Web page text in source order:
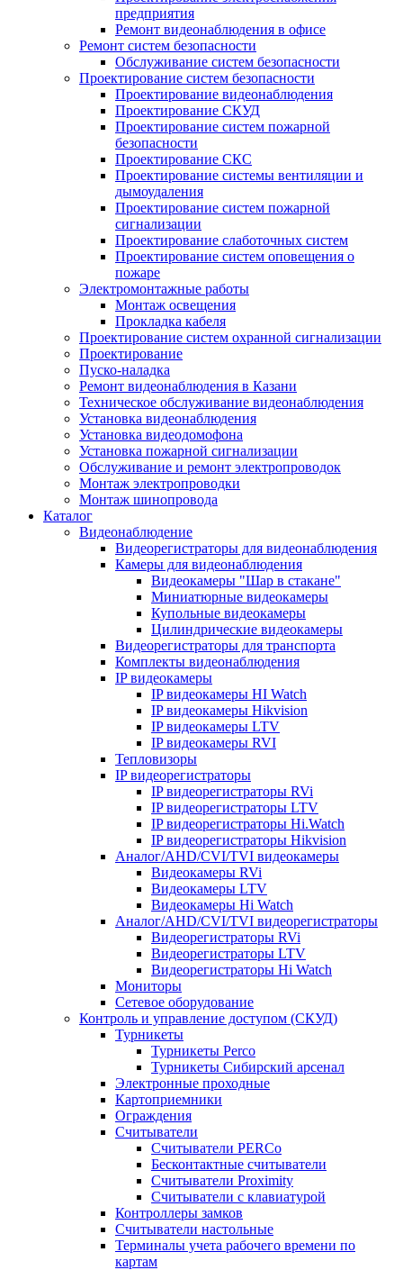
предприятия
Ремонт видеонаблюдения в офисе
Ремонт систем безопасности
Обслуживание систем безопасности
Проектирование систем безопасности
Проектирование видеонаблюдения
Проектирование СКУД
Проектирование систем пожарной
безопасности
Проектирование СКС
Проектирование системы вентиляции и
дымоудаления
Проектирование систем пожарной
сигнализации
Проектирование слаботочных систем
Проектирование систем оповещения о
пожаре
Электромонтажные работы
Монтаж освещения
Прокладка кабеля
Проектирование систем охранной сигнализации
Проектирование
Пуско-наладка
Ремонт видеонаблюдения в Казани
Техническое обслуживание видеонаблюдения
Установка видеонаблюдения
Установка видеодомофона
Установка пожарной сигнализации
Обслуживание и ремонт электропроводок
Монтаж электропроводки
Монтаж шинопровода
Каталог
Видеонаблюдение
Видеорегистраторы для видеонаблюдения
Камеры для видеонаблюдения
Видеокамеры "Шар в стакане"
Миниатюрные видеокамеры
Купольные видеокамеры
Цилиндрические видеокамеры
Видеорегистраторы для транспорта
Комплекты видеонаблюдения
IP видеокамеры
IP видеокамеры HI Watch
IP видеокамеры Hikvision
IP видеокамеры LTV
IP видеокамеры RVI
Тепловизоры
IP видеорегистраторы
IP видеорегистраторы RVi
IP видеорегистраторы LTV
IP видеорегистраторы Hi.Watch
IP видеорегистраторы Hikvision
Аналог/AHD/CVI/TVI видеокамеры
Видеокамеры RVi
Видеокамеры LTV
Видеокамеры Hi Watch
Аналог/AHD/CVI/TVI видеорегистраторы
Видеорегистраторы RVi
Видеорегистраторы LTV
Видеорегистраторы Hi Watch
Мониторы
Сетевое оборудование
Контроль и управление доступом (СКУД)
Турникеты
Турникеты Perco
Турникеты Сибирский арсенал
Электронные проходные
Картоприемники
Ограждения
Считыватели
Считыватели PERCo
Бесконтактные считыватели
Считыватели Proximity
Считыватели с клавиатурой
Контроллеры замков
Считыватели настольные
Терминалы учета рабочего времени по
картам